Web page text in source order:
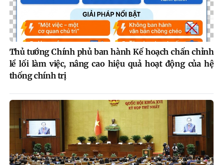
Thủ tướng Chính phủ ban hành Kế hoạch chấn chỉnh
lề lối làm việc, nâng cao hiệu quả hoạt động của hệ
thống chính trị